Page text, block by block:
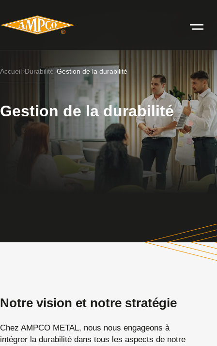
Accueil Durabilité Gestion de la durabilité
Gestion de la durabilité
Notre vision et notre stratégie
Chez AMPCO METAL, nous nous engageons à
intégrer la durabilité dans tous les aspects de notre